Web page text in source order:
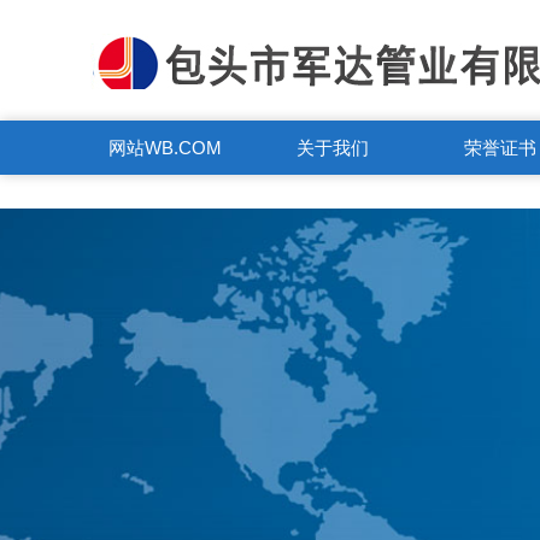
网站WB.COM 关于我们 荣誉证书